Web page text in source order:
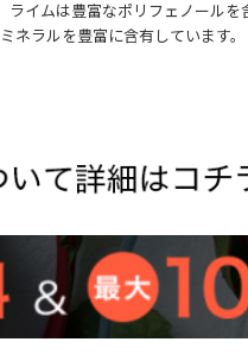
イムは豊富なポリフェノールを
ネラルを豊富に含有しています。